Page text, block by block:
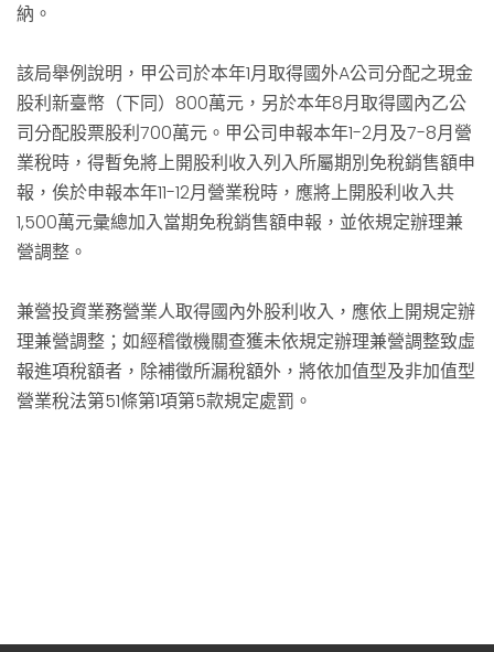
納。
該局舉例說明，甲公司於本年1月取得國外A公司分配之現金
股利新臺幣（下同）800萬元，另於本年8月取得國內乙公
司分配股票股利700萬元。甲公司申報本年1-2月及7-8月營
業稅時，得暫免將上開股利收入列入所屬期別免稅銷售額申
報，俟於申報本年11-12月營業稅時，應將上開股利收入共
1,500萬元彙總加入當期免稅銷售額申報，並依規定辦理兼
營調整。
兼營投資業務營業人取得國內外股利收入，應依上開規定辦
理兼營調整；如經稽徵機關查獲未依規定辦理兼營調整致虛
報進項稅額者，除補徵所漏稅額外，將依加值型及非加值型
營業稅法第51條第1項第5款規定處罰。